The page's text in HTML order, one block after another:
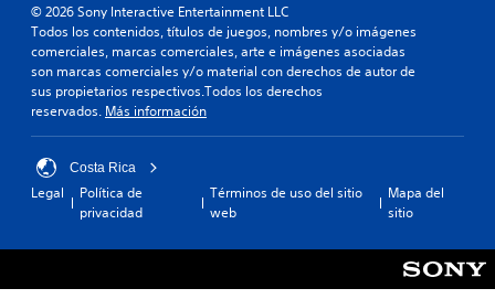
© 2026 Sony Interactive Entertainment LLC
Todos los contenidos, títulos de juegos, nombres y/o imágenes
comerciales, marcas comerciales, arte e imágenes asociadas
son marcas comerciales y/o material con derechos de autor de
sus propietarios respectivos.Todos los derechos
reservados. Más información
Costa Rica
Legal
Política de
privacidad
Términos de uso del sitio
web
Mapa del
sitio